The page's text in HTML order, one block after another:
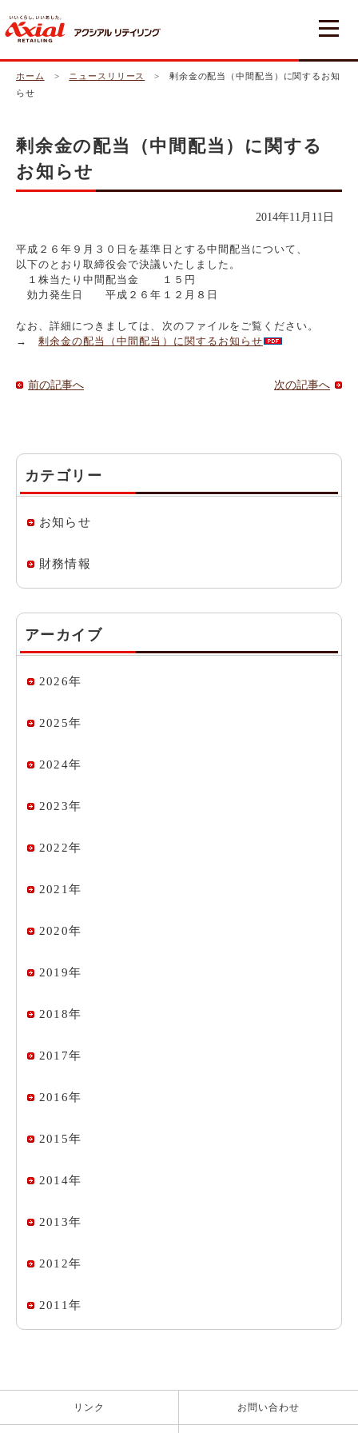
ホーム > ニュースリリース
> 剰余金の配当（中間配当）に関するお知
らせ
剰余金の配当（中間配当）に関する
お知らせ
2014年11月11日
平成２６年９月３０日を基準日とする中間配当について、
以下のとおり取締役会で決議いたしました。
１株当たり中間配当金 １５円
効力発生日 平成２６年１２月８日
なお、詳細につきましては、次のファイルをご覧ください。
→剰余金の配当（中間配当）に関するお知らせ
前の記事へ 次の記事へ
カテゴリー
お知らせ
財務情報
アーカイブ
2026年
2025年
2024年
2023年
2022年
2021年
2020年
2019年
2018年
2017年
2016年
2015年
2014年
2013年
2012年
2011年
リンク お問い合わせ